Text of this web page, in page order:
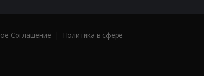
Соглашение |
Политика в сфере